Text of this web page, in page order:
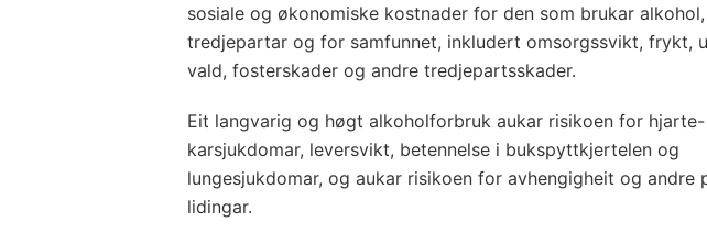
sosiale og økonomiske kostnader for den som brukar
tredjepartar og for samfunnet, inkludert omsorgssvikt, frykt,
vald, fosterskader og andre tredjepartsskader.
Eit langvarig og høgt alkoholforbruk aukar risikoen for
karsjukdomar, leversvikt, betennelse i bukspyttkjertelen og
lungesjukdomar, og aukar risikoen for avhengigheit og andre
lidingar.